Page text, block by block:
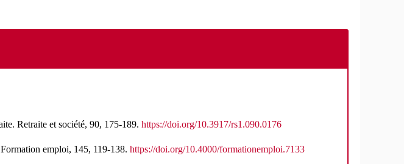
Retraite et société, 90, 175-189. https://doi.org/10.3917/rs1.090.0176
Formation emploi, 145, 119-138. https://doi.org/10.4000/formationemploi.7133